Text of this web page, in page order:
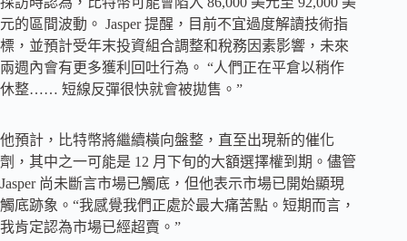
元的區間波動。 Jasper 提醒，目前不宜過度解讀技術指
標，並預計受年末投資組合調整和稅務因素影響，未來
兩週內會有更多獲利回吐行為。 “人們正在平倉以稍作
休整…… 短線反彈很快就會被拋售。”
他預計，比特幣將繼續橫向盤整，直至出現新的催化
劑，其中之一可能是 12 月下旬的大額選擇權到期。儘管
Jasper 尚未斷言市場已觸底，但他表示市場已開始顯現
觸底跡象。“我感覺我們正處於最大痛苦點。短期而言，
我肯定認為市場已經超賣。”